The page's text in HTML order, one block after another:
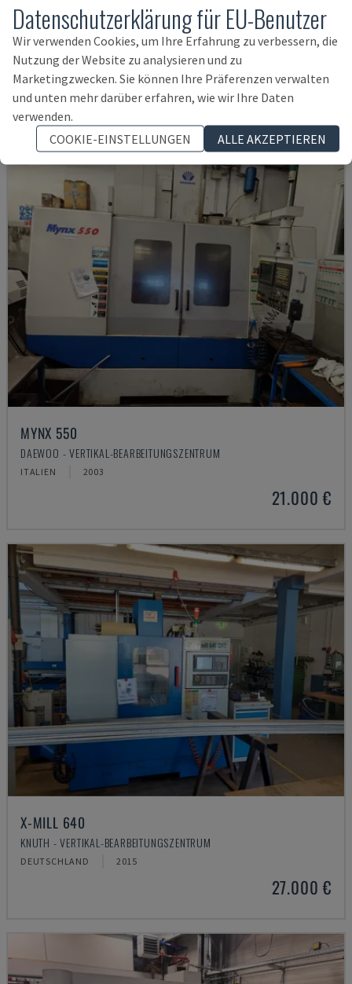
U5-1530
SPINNER - VERTIKAL-BEARBEITUNGSZENTRUM
DEUTSCHLAND 2021 6.000 STD
145.000 €
MYNX 550
DAEWOO - VERTIKAL-BEARBEITUNGSZENTRUM
ITALIEN 2003
21.000 €
X-MILL 640
KNUTH - VERTIKAL-BEARBEITUNGSZENTRUM
DEUTSCHLAND 2015
27.000 €
Datenschutzerklärung für EU-Benutzer
Wir verwenden Cookies, um Ihre Erfahrung zu verbessern, die
Nutzung der Website zu analysieren und zu
Marketingzwecken. Sie können Ihre Präferenzen verwalten
und unten mehr darüber erfahren, wie wir Ihre Daten
verwenden.
COOKIE-EINSTELLUNGEN
ALLE AKZEPTIEREN